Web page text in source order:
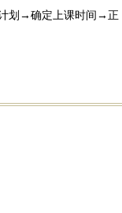
划→确定上课时间→正